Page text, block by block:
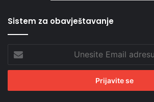
Sistem za obavještavanje
Email
adresu